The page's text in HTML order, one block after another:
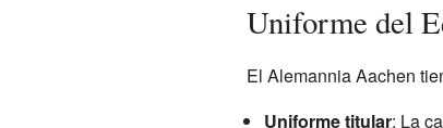
Uniforme del
El Alemannia Aachen
Uniforme titular: La